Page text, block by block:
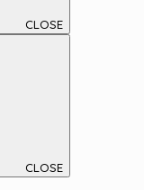
CLOSE
CLOSE